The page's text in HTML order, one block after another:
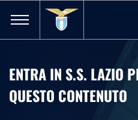
ENTRA IN S.S. LAZIO
QUESTO CONTENUTO